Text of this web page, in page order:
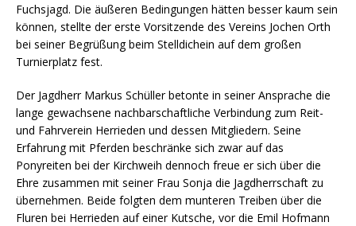
Fuchsjagd. Die äußeren Bedingungen hätten besser kaum sein
können, stellte der erste Vorsitzende des Vereins Jochen Orth
bei seiner Begrüßung beim Stelldichein auf dem großen
Turnierplatz fest.
Der Jagdherr Markus Schüller betonte in seiner Ansprache die
lange gewachsene nachbarschaftliche Verbindung zum Reit-
und Fahrverein Herrieden und dessen Mitgliedern. Seine
Erfahrung mit Pferden beschränke sich zwar auf das
Ponyreiten bei der Kirchweih dennoch freue er sich über die
Ehre zusammen mit seiner Frau Sonja die Jagdherrschaft zu
übernehmen. Beide folgten dem munteren Treiben über die
Fluren bei Herrieden auf einer Kutsche, vor die Emil Hofmann